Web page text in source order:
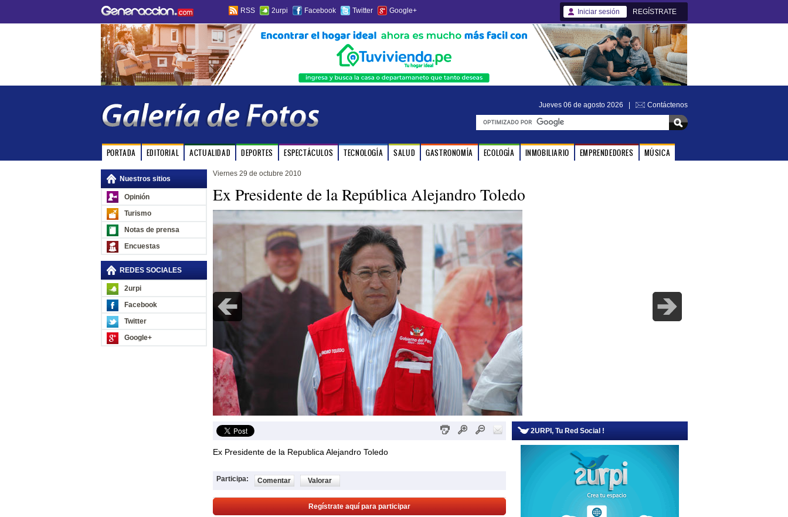
RSS 2urpi Facebook Twitter Google+ Iniciar sesión REGÍSTRATE
Jueves 06 de agosto 2026 | Contáctenos
PORTADA EDITORIAL ACTUALIDAD DEPORTES ESPECTÁCULOS TECNOLOGÍA SALUD GASTRONOMÍA ECOLOGÍA INMOBILIARIO EMPRENDEDORES MÚSICA
Nuestros sitios
Opinión
Turismo
Notas de prensa
Encuestas
REDES SOCIALES
2urpi
Facebook
Twitter
Google+
Viernes 29 de octubre 2010
Ex Presidente de la República Alejandro Toledo
Ex Presidente de la Republica Alejandro Toledo
Participa: Comentar Valorar
Regístrate aquí para participar
2URPI, Tu Red Social !